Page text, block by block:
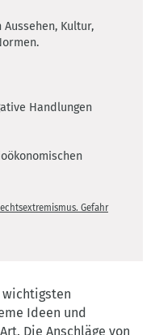
Kultur,
Handlungen
Gefahr
wichtigsten
Ideen und
Die Anschläge von